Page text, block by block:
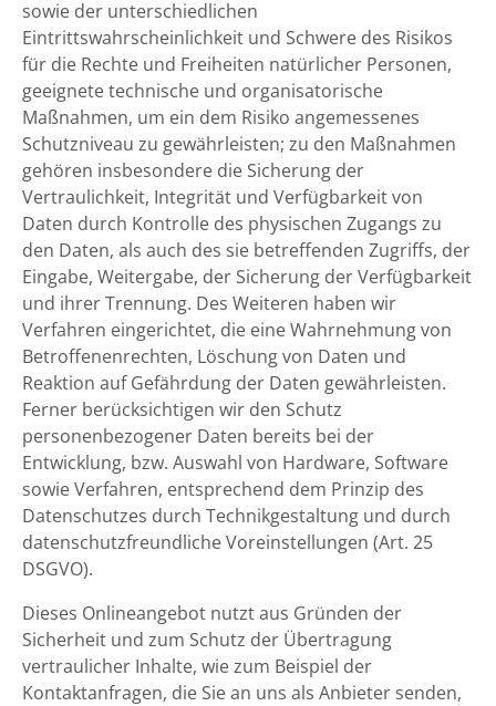
sowie der unterschiedlichen
Eintrittswahrscheinlichkeit und Schwere des Risikos
für die Rechte und Freiheiten natürlicher Personen,
geeignete technische und organisatorische
Maßnahmen, um ein dem Risiko angemessenes
Schutzniveau zu gewährleisten; zu den Maßnahmen
gehören insbesondere die Sicherung der
Vertraulichkeit, Integrität und Verfügbarkeit von
Daten durch Kontrolle des physischen Zugangs zu
den Daten, als auch des sie betreffenden Zugriffs, der
Eingabe, Weitergabe, der Sicherung der Verfügbarkeit
und ihrer Trennung. Des Weiteren haben wir
Verfahren eingerichtet, die eine Wahrnehmung von
Betroffenenrechten, Löschung von Daten und
Reaktion auf Gefährdung der Daten gewährleisten.
Ferner berücksichtigen wir den Schutz
personenbezogener Daten bereits bei der
Entwicklung, bzw. Auswahl von Hardware, Software
sowie Verfahren, entsprechend dem Prinzip des
Datenschutzes durch Technikgestaltung und durch
datenschutzfreundliche Voreinstellungen (Art. 25
DSGVO).
Dieses Onlineangebot nutzt aus Gründen der
Sicherheit und zum Schutz der Übertragung
vertraulicher Inhalte, wie zum Beispiel der
Kontaktanfragen, die Sie an uns als Anbieter senden,